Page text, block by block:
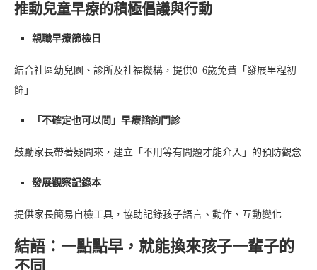
推動兒童早療的積極倡議與行動
親職早療篩檢日
結合社區幼兒園、診所及社福機構，提供0–6歲免費「發展里程初
篩」
「不確定也可以問」早療諮詢門診
鼓勵家長帶著疑問來，建立「不用等有問題才能介入」的預防觀念
發展觀察記錄本
提供家長簡易自檢工具，協助記錄孩子語言、動作、互動變化
結語：一點點早，就能換來孩子一輩子的
不同